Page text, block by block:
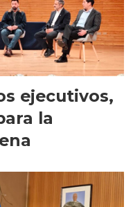
ejecutivos,
la